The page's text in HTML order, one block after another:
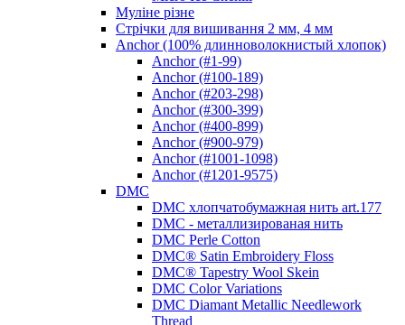
Муліне різне
Стрічки для вишивання 2 мм, 4 мм
Anchor (100% длинноволокнистый хлопок)
Anchor (#1-99)
Anchor (#100-189)
Anchor (#203-298)
Anchor (#300-399)
Anchor (#400-899)
Anchor (#900-979)
Anchor (#1001-1098)
Anchor (#1201-9575)
DMC
DMC хлопчатобумажная нить art.177
DMC - металлизированая нить
DMC Perle Cotton
DMC® Satin Embroidery Floss
DMC® Tapestry Wool Skein
DMC Color Variations
DMC Diamant Metallic Needlework
Thread